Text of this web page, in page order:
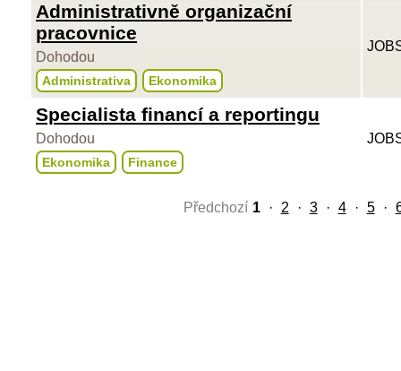
Administrativně organizační
pracovnice
Dohodou
Administrativa Ekonomika
Specialista financí a reportingu
Dohodou
Ekonomika Finance
Předchozí 1 · 2 · 3 · 4 · 5 ·